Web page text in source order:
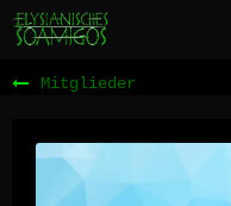
Mitglieder